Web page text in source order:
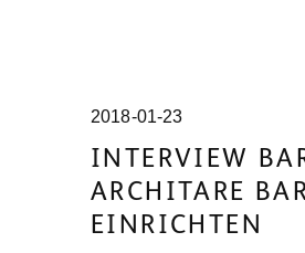
2018-01-23
INTERVIEW
ARCHITARE
EINRICHTEN